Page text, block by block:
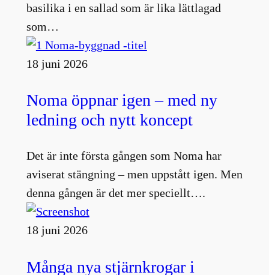
basilika i en sallad som är lika lättlagad
som…
18 juni 2026
Noma öppnar igen – med ny
ledning och nytt koncept
Det är inte första gången som Noma har
aviserat stängning – men uppstått igen. Men
denna gången är det mer speciellt….
18 juni 2026
Många nya stjärnkrogar i